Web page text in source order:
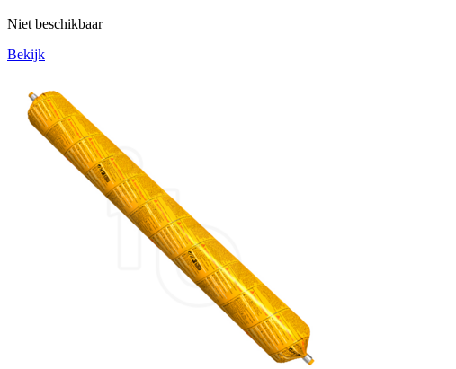
Niet beschikbaar
Bekijk